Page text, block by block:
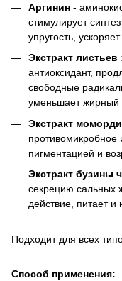
Аргинин -
стимулирует
упругость,
Экстракт листьев
антиоксидант,
свободные
уменьшает жирный
Экстракт
противомикробное
пигментацией и
Экстракт бузины
секрецию сальных
действие, питает
Подходит для всех
Способ применения: